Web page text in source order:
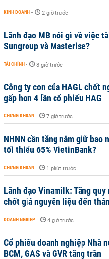
KINH DOANH - 2 giờ trước
Lãnh đạo MB nói gì về việc
Sungroup và Masterise?
TÀI CHÍNH - 8 giờ trước
Công ty con của HAGL chốt
gấp hơn 4 lần cổ phiếu HAG
CHỨNG KHOÁN - 7 giờ trước
NHNN cần tăng nắm giữ bao
tối thiểu 65% VietinBank?
CHỨNG KHOÁN - 1 phút trước
Lãnh đạo Vinamilk: Tăng
chốt giá nguyên liệu đến
DOANH NGHIỆP - 4 giờ trước
Cổ phiếu doanh nghiệp Nhà
BCM, GAS và GVR tăng trần